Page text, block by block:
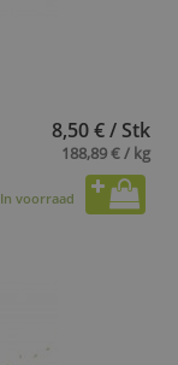
8,50 € / Stk
188,89 € / kg
In voorraad